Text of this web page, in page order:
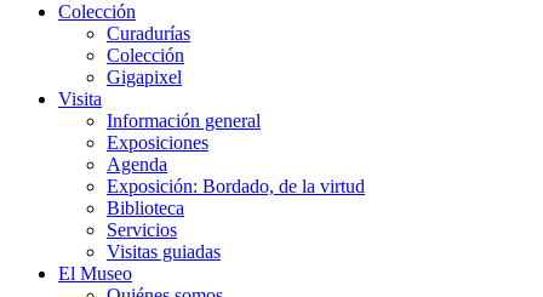
Colección
Curadurías
Colección
Gigapixel
Visita
Información general
Exposiciones
Agenda
Exposición: Bordado, de la virtud
Biblioteca
Servicios
Visitas guiadas
El Museo